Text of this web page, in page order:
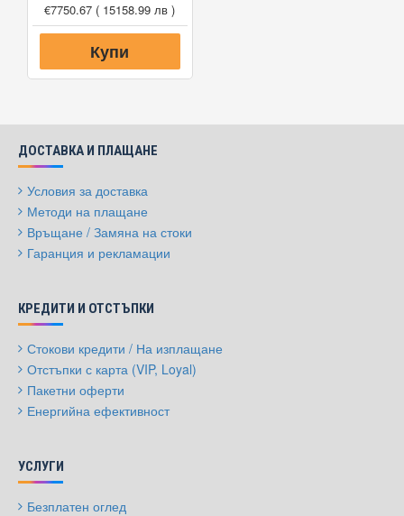
€7750.67 ( 15158.99 лв )
Купи
ДОСТАВКА И ПЛАЩАНЕ
Условия за доставка
Методи на плащане
Връщане / Замяна на стоки
Гаранция и рекламации
КРЕДИТИ И ОТСТЪПКИ
Стокови кредити / На изплащане
Отстъпки с карта (VIP, Loyal)
Пакетни оферти
Енергийна ефективност
УСЛУГИ
Безплатен оглед